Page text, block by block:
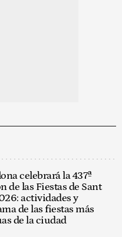
celebrará la 437ª
de las Fiestas de Sant
actividades y
de las fiestas más
de la ciudad